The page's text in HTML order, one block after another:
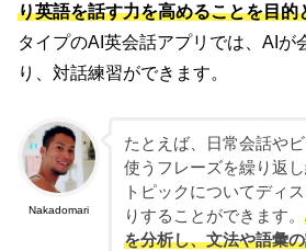
り英語を話す力を高めることを目的
タイプのAI英会話アプリでは、AIが
り、対話練習ができます。
Nakadomari
たとえば、日常会話や
使うフレーズを繰り返
トピックについてディ
りすることができます。
を分析し、文法や語彙